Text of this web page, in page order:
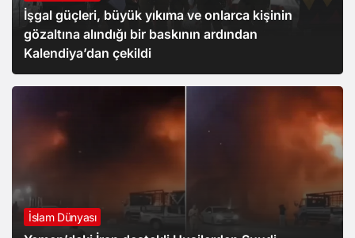
İşgal güçleri, büyük yıkıma ve onlarca kişinin
gözaltına alındığı bir baskının ardından
Kalendiya’dan çekildi
İslam Dünyası